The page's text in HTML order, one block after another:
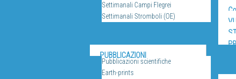
Settimanali Campi Flegrei
Settimanali Stromboli (OE)
PUBBLICAZIONI
Pubblicazioni scientifiche
Earth-prints
SERVIZI